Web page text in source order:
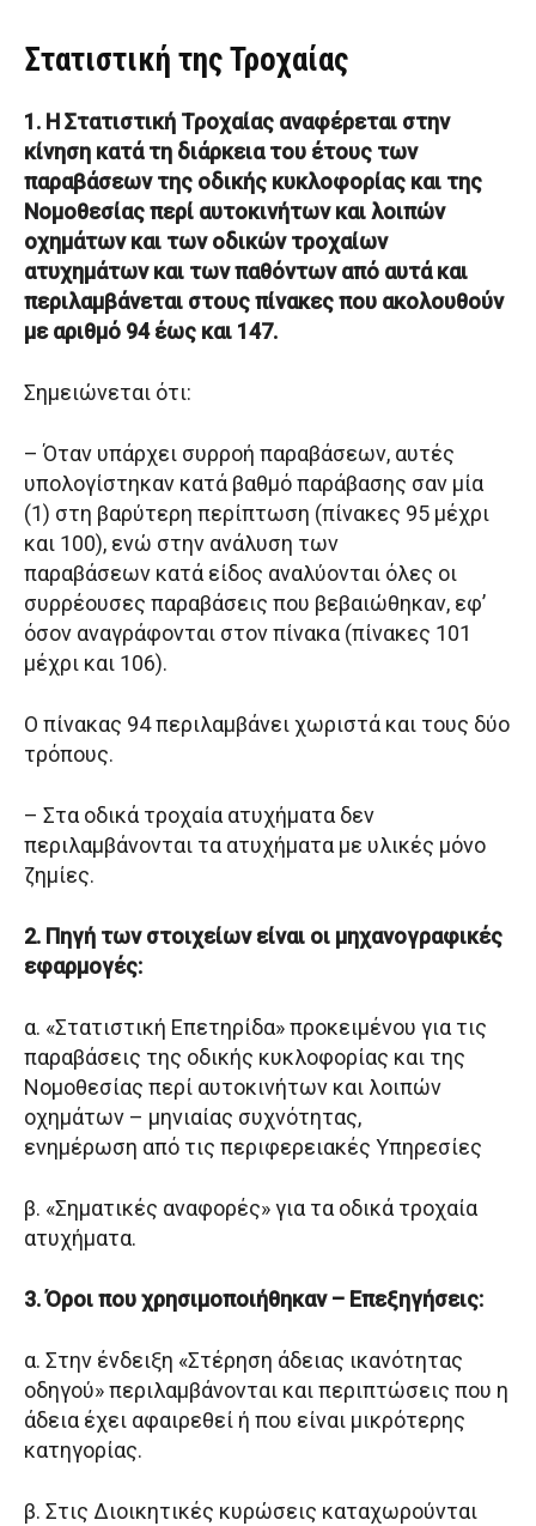
Στατιστική της Τροχαίας
1. Η Στατιστική Τροχαίας αναφέρεται στην
κίνηση κατά τη διάρκεια του έτους των
παραβάσεων της οδικής κυκλοφορίας και της
Νομοθεσίας περί αυτοκινήτων και λοιπών
οχημάτων και των οδικών τροχαίων
ατυχημάτων και των παθόντων από αυτά και
περιλαμβάνεται στους πίνακες που ακολουθούν
με αριθμό 94 έως και 147.
Σημειώνεται ότι:
– Όταν υπάρχει συρροή παραβάσεων, αυτές
υπολογίστηκαν κατά βαθμό παράβασης σαν μία
(1) στη βαρύτερη περίπτωση (πίνακες 95 μέχρι
και 100), ενώ στην ανάλυση των
παραβάσεων κατά είδος αναλύονται όλες οι
συρρέουσες παραβάσεις που βεβαιώθηκαν, εφ’
όσον αναγράφονται στον πίνακα (πίνακες 101
μέχρι και 106).
Ο πίνακας 94 περιλαμβάνει χωριστά και τους δύο
τρόπους.
– Στα οδικά τροχαία ατυχήματα δεν
περιλαμβάνονται τα ατυχήματα με υλικές μόνο
ζημίες.
2. Πηγή των στοιχείων είναι οι μηχανογραφικές
εφαρμογές:
α. «Στατιστική Επετηρίδα» προκειμένου για τις
παραβάσεις της οδικής κυκλοφορίας και της
Νομοθεσίας περί αυτοκινήτων και λοιπών
οχημάτων – μηνιαίας συχνότητας,
ενημέρωση από τις περιφερειακές Υπηρεσίες
β. «Σηματικές αναφορές» για τα οδικά τροχαία
ατυχήματα.
3. Όροι που χρησιμοποιήθηκαν – Επεξηγήσεις:
α. Στην ένδειξη «Στέρηση άδειας ικανότητας
οδηγού» περιλαμβάνονται και περιπτώσεις που η
άδεια έχει αφαιρεθεί ή που είναι μικρότερης
κατηγορίας.
β. Στις Διοικητικές κυρώσεις καταχωρούνται